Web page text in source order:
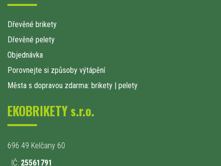
Dřevěné brikety
Dřevěné pelety
Objednávka
Porovnejte si způsoby výtápění
Města s dopravou zdarma: brikety | pelety
EKOBRIKETY s.r.o.
696 49 Kelčany 60
IČ: 25561791